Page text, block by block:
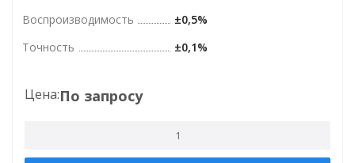
Воспроизводимость
±0,5%
Точность
±0,1%
Цена:По запросу